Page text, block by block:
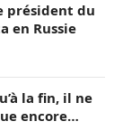
président du
en Russie
la fin, il ne
encore